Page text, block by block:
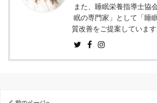
また、睡眠栄養指導士協
眠の専門家」として「睡
質改善をご提案しています